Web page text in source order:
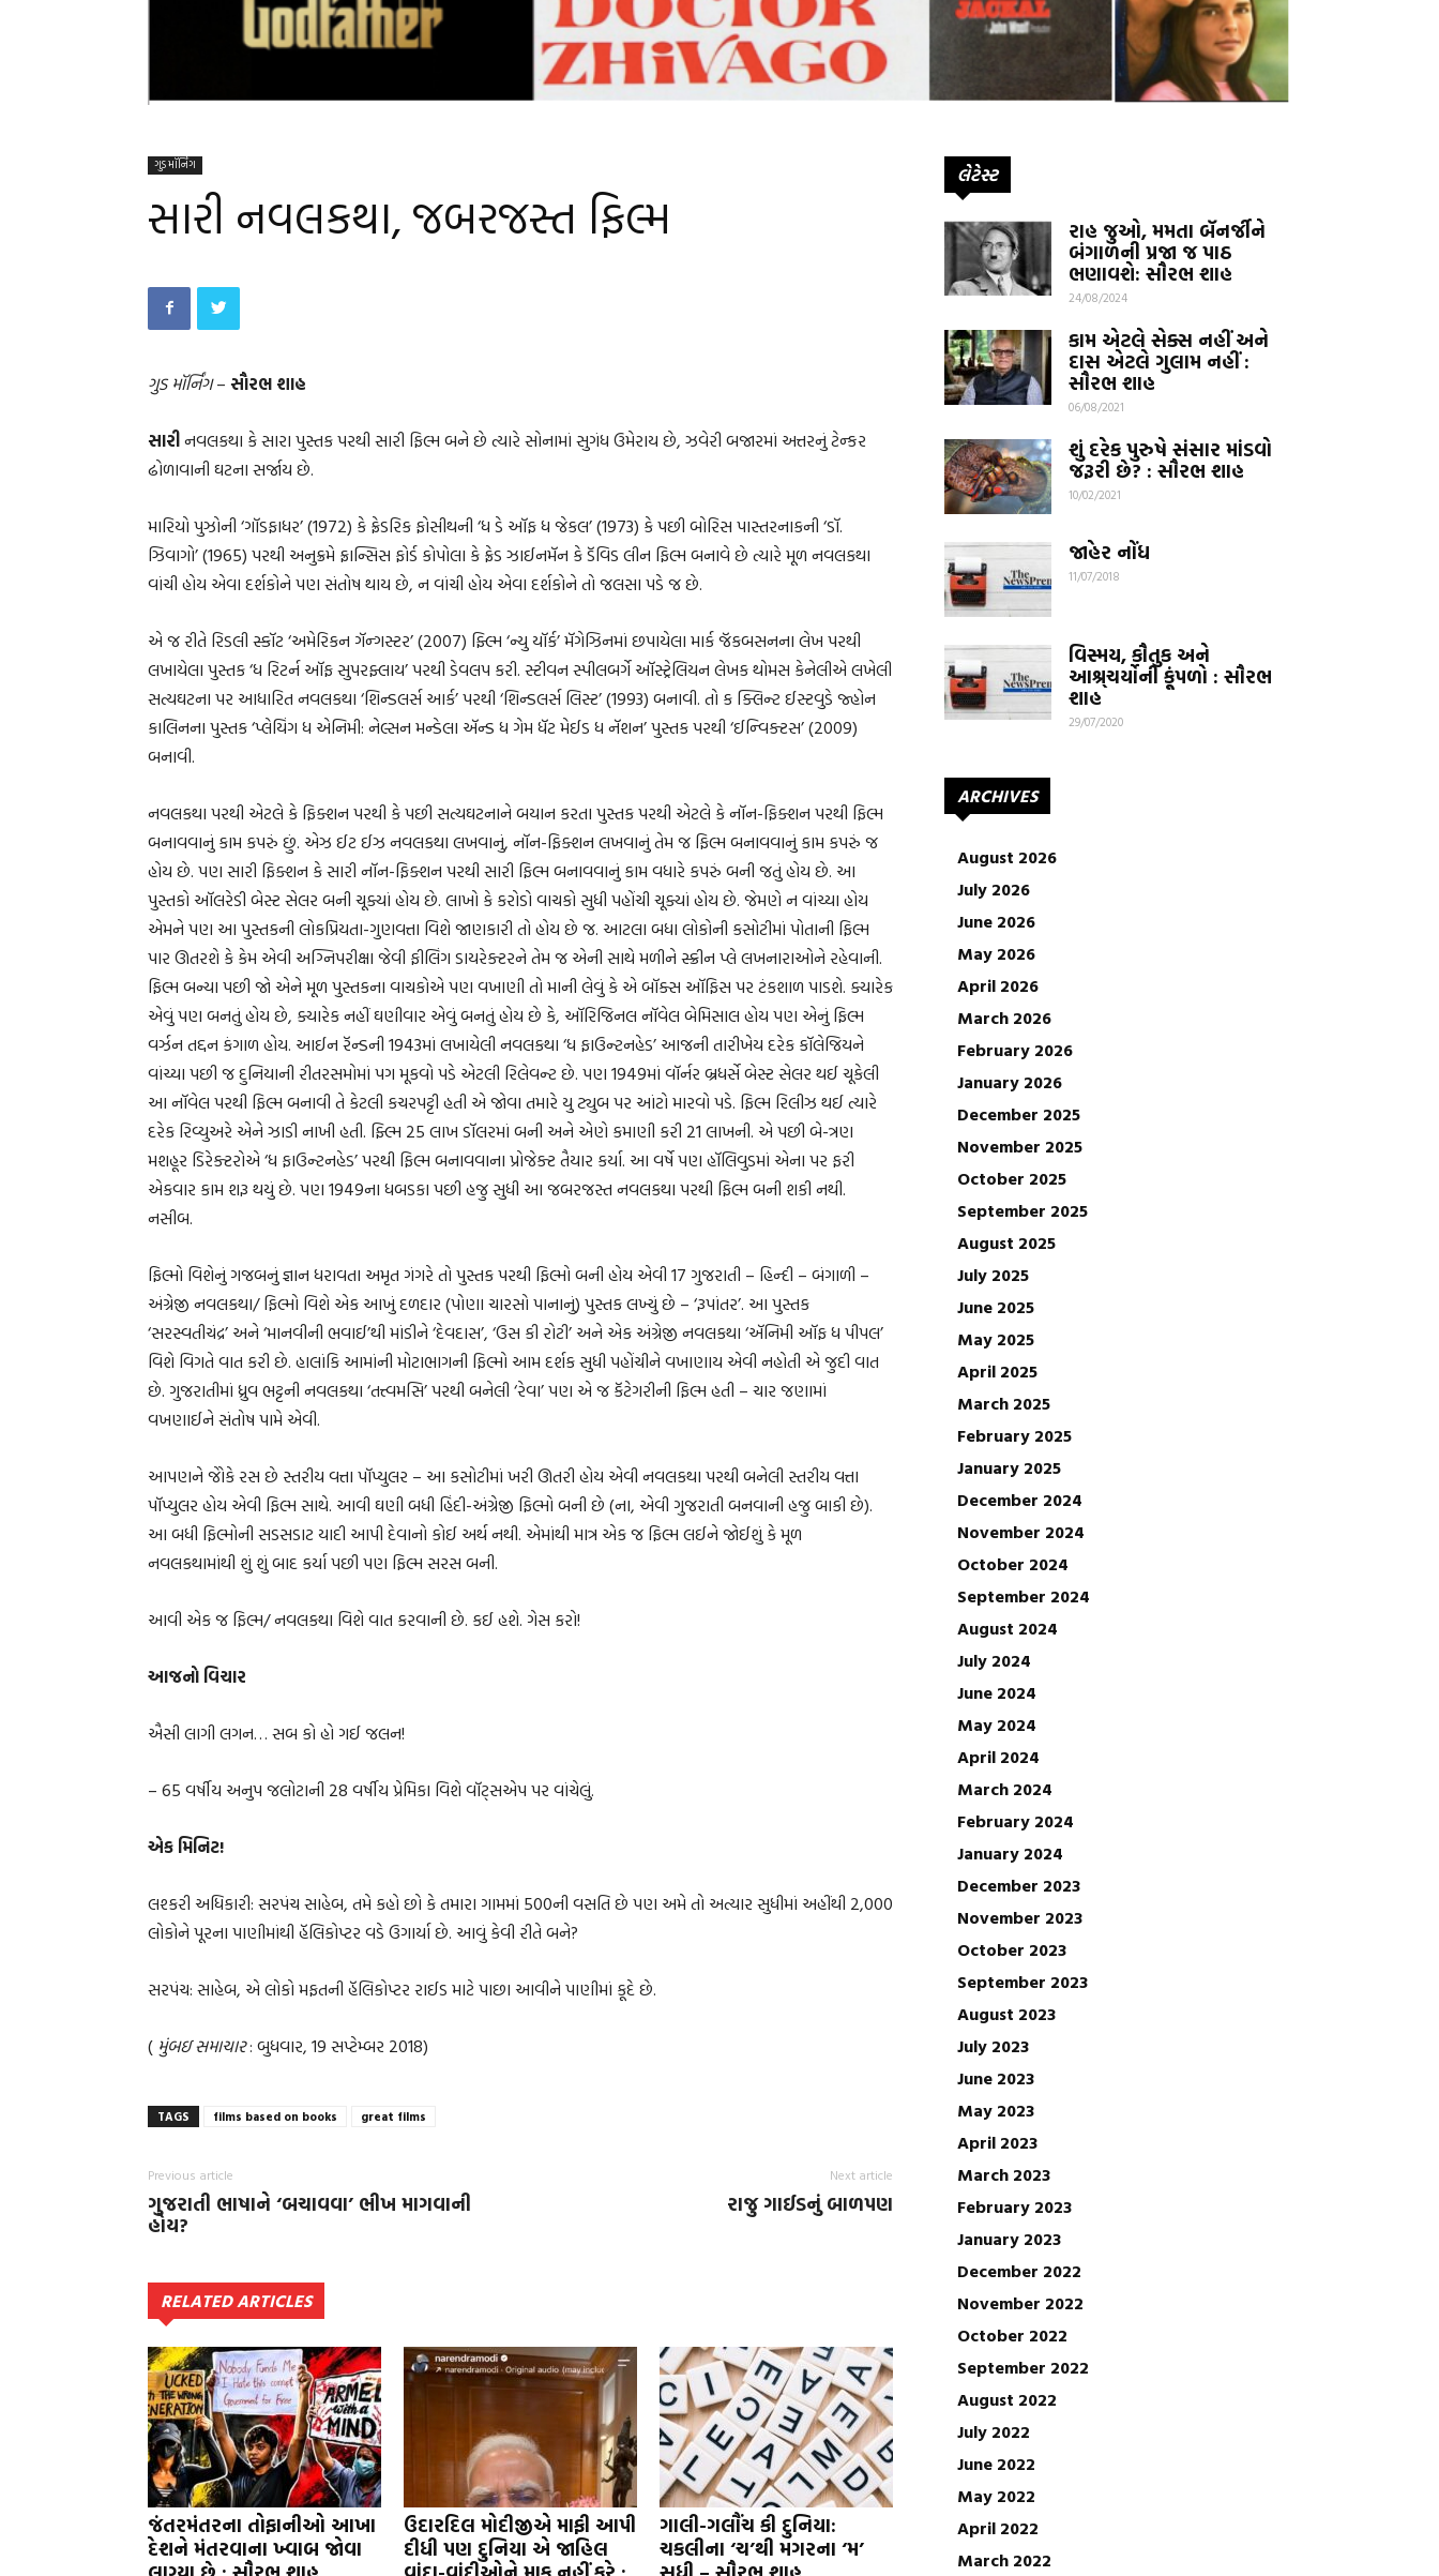
ગુડ મૉર્નિંગ
સારી નવલકથા, જબરજસ્ત ફિલ્મ
ગુડ મૉર્નિંગ– સૌરભ શાહ
સારીનવલકથા કે સારા પુસ્તક પરથી સારી ફિલ્મ બને છે ત્યારે સોનામાં સુગંધ ઉમેરાય છે, ઝવેરી બજારમાં અત્તરનું ટેન્કર
ઢોળાવાની ઘટના સર્જાય છે.
મારિયો પુઝોની ‘ગૉડફાધર’ (1972) કે ફ્રેડરિક ફોસીથની ‘ધ ડે ઑફ ધ જેકલ’ (1973) કે પછી બોરિસ પાસ્તરનાકની ‘ડૉ.
ઝિવાગો’ (1965) પરથી અનુક્રમે ફ્રાન્સિસ ફોર્ડ કોપોલા કે ફ્રેડ ઝાઈનમૅન કે ડૅવિડ લીન ફિલ્મ બનાવે છે ત્યારે મૂળ નવલકથા
વાંચી હોય એવા દર્શકોને પણ સંતોષ થાય છે, ન વાંચી હોય એવા દર્શકોને તો જલસા પડે જ છે.
એ જ રીતે રિડલી સ્કૉટ ‘અમેરિકન ગૅન્ગસ્ટર’ (2007) ફ્લ્મિ ‘ન્યુ યૉર્ક’ મૅગેઝિનમાં છપાયેલા માર્ક જૅકબસનના લેખ પરથી
લખાયેલા પુસ્તક ‘ધ રિટર્ન ઑફ સુપરફ્લાય’ પરથી ડેવલપ કરી. સ્ટીવન સ્પીલબર્ગે ઑસ્ટ્રેલિયન લેખક થોમસ કેનેલીએ લખેલી
સત્યઘટના પર આધારિત નવલકથા ‘શિન્ડલર્સ આર્ક’ પરથી ‘શિન્ડલર્સ લિસ્ટ’ (1993) બનાવી. તો ક ક્લિન્ટ ઈસ્ટવુડે જ્હોન
કાલિનના પુસ્તક ‘પ્લેયિંગ ધ એનિમી: નેલ્સન મન્ડેલા ઍન્ડ ધ ગેમ ધૅટ મેઈડ ધ નૅશન’ પુસ્તક પરથી ‘ઈન્વિક્ટસ’ (2009)
બનાવી.
નવલકથા પરથી એટલે કે ફિક્શન પરથી કે પછી સત્યઘટનાને બયાન કરતા પુસ્તક પરથી એટલે કે નૉન-ફિક્શન પરથી ફિલ્મ
બનાવવાનું કામ કપરું છું. એઝ ઈટ ઈઝ નવલકથા લખવાનું, નૉન-ફિક્શન લખવાનું તેમ જ ફિલ્મ બનાવવાનું કામ કપરું જ
હોય છે. પણ સારી ફિક્શન કે સારી નૉન-ફિક્શન પરથી સારી ફિલ્મ બનાવવાનું કામ વધારે કપરું બની જતું હોય છે. આ
પુસ્તકો ઑલરેડી બેસ્ટ સેલર બની ચૂક્યાં હોય છે. લાખો કે કરોડો વાચકો સુધી પહોંચી ચૂક્યાં હોય છે. જેમણે ન વાંચ્યા હોય
એમને પણ આ પુસ્તકની લોકપ્રિયતા-ગુણવત્તા વિશે જાણકારી તો હોય છે જ. આટલા બધા લોકોની કસોટીમાં પોતાની ફિલ્મ
પાર ઊતરશે કે કેમ એવી અગ્નિપરીક્ષા જેવી ફીલિંગ ડાયરેક્ટરને તેમ જ એની સાથે મળીને સ્ક્રીન પ્લે લખનારાઓને રહેવાની.
ફિલ્મ બન્યા પછી જો એને મૂળ પુસ્તકના વાચકોએ પણ વખાણી તો માની લેવું કે એ બૉક્સ ઑફિસ પર ટંકશાળ પાડશે. ક્યારેક
એવું પણ બનતું હોય છે, ક્યારેક નહીં ઘણીવાર એવું બનતું હોય છે કે, ઑરિજિનલ નૉવેલ બેમિસાલ હોય પણ એનું ફિલ્મ
વર્ઝન તદ્દન કંગાળ હોય. આઈન રૅન્ડની 1943માં લખાયેલી નવલકથા ‘ધ ફાઉન્ટનહેડ’ આજની તારીખેય દરેક કૉલેજિયને
વાંચ્યા પછી જ દુનિયાની રીતરસમોમાં પગ મૂકવો પડે એટલી રિલેવન્ટ છે. પણ 1949માં વૉર્નર બ્રધર્સે બેસ્ટ સેલર થઈ ચૂકેલી
આ નૉવેલ પરથી ફિલ્મ બનાવી તે કેટલી કચરપટ્ટી હતી એ જોવા તમારે યુ ટ્યુબ પર આંટો મારવો પડે. ફિલ્મ રિલીઝ થઈ ત્યારે
દરેક રિવ્યુઅરે એને ઝાડી નાખી હતી. ફ્લ્મિ 25 લાખ ડૉલરમાં બની અને એણે કમાણી કરી 21 લાખની. એ પછી બે-ત્રણ
મશહૂર ડિરેક્ટરોએ ‘ધ ફાઉન્ટનહેડ’ પરથી ફિલ્મ બનાવવાના પ્રોજેક્ટ તૈયાર કર્યા. આ વર્ષે પણ હૉલિવુડમાં એના પર ફરી
એકવાર કામ શરૂ થયું છે. પણ 1949ના ધબડકા પછી હજુ સુધી આ જબરજસ્ત નવલકથા પરથી ફિલ્મ બની શકી નથી.
નસીબ.
ફિલ્મો વિશેનું ગજબનું જ્ઞાન ધરાવતા અમૃત ગંગરે તો પુસ્તક પરથી ફિલ્મો બની હોય એવી 17 ગુજરાતી – હિન્દી – બંગાળી –
અંગ્રેજી નવલકથા/ ફિલ્મો વિશે એક આખું દળદાર (પોણા ચારસો પાનાનું) પુસ્તક લખ્યું છે – ‘રૂપાંતર’. આ પુસ્તક
‘સરસ્વતીચંદ્ર’ અને ‘માનવીની ભવાઈ’થી માંડીને ‘દેવદાસ’, ‘ઉસ કી રોટી’ અને એક અંગ્રેજી નવલકથા ‘ઍનિમી ઑફ ધ પીપલ’
વિશે વિગતે વાત કરી છે. હાલાંકિ આમાંની મોટાભાગની ફિલ્મો આમ દર્શક સુધી પહોંચીને વખાણાય એવી નહોતી એ જુદી વાત
છે. ગુજરાતીમાં ધ્રુવ ભટ્ટની નવલકથા ‘તત્ત્વમસિ’ પરથી બનેલી ‘રેવા’ પણ એ જ કૅટેગરીની ફિલ્મ હતી – ચાર જણામાં
વખણાઈને સંતોષ પામે એવી.
આપણને જોેકે રસ છે સ્તરીય વત્તા પૉપ્યુલર – આ કસોટીમાં ખરી ઊતરી હોય એવી નવલકથા પરથી બનેલી સ્તરીય વત્તા
પૉપ્યુલર હોય એવી ફિલ્મ સાથે. આવી ઘણી બધી હિંદી-અંગ્રેજી ફિલ્મો બની છે (ના, એવી ગુજરાતી બનવાની હજુ બાકી છે).
આ બધી ફિલ્મોની સડસડાટ યાદી આપી દેવાનો કોઈ અર્થ નથી. એમાંથી માત્ર એક જ ફિલ્મ લઈને જોઈશું કે મૂળ
નવલકથામાંથી શું શું બાદ કર્યા પછી પણ ફિલ્મ સરસ બની.
આવી એક જ ફિલ્મ/ નવલકથા વિશે વાત કરવાની છે. કઈ હશે. ગેસ કરો!
આજનો વિચાર
ઐસી લાગી લગન… સબ કો હો ગઈ જલન!
– 65 વર્ષીય અનુપ જલોટાની 28 વર્ષીય પ્રેમિકા વિશે વૉટ્સએપ પર વાંચેલું.
એક મિનિટ!
લશ્કરી અધિકારી: સરપંચ સાહેબ, તમે કહો છો કે તમારા ગામમાં 500ની વસતિ છે પણ અમે તો અત્યાર સુધીમાં અહીંથી 2,000
લોકોને પૂરના પાણીમાંથી હૅલિકોપ્ટર વડે ઉગાર્યા છે. આવું કેવી રીતે બને?
સરપંચ: સાહેબ, એ લોકો મફતની હૅલિકોપ્ટર રાઈડ માટે પાછા આવીને પાણીમાં કૂદે છે.
( મુંબઇ સમાચાર: બુધવાર, 19 સપ્ટેમ્બર 2018)
TAGS films based on books great films
Previous article
ગુજરાતી ભાષાને ‘બચાવવા’ ભીખ માગવાની
હોય?
Next article
રાજુ ગાઈડનું બાળપણ
RELATED ARTICLES
જંતરમંતરના તોફાનીઓ આખા
દેશને મંતરવાના ખ્વાબ જોવા
ઉદારદિલ મોદીજીએ માફી આપી
દીધી પણ દુનિયા એ જાહિલ
ગાલી-ગલૌંચ કી દુનિયા:
ચકલીના ‘ચ’થી મગરના ‘મ’
લેટેસ્ટ
રાહ જુઓ, મમતા બૅનર્જીને
બંગાળની પ્રજા જ પાઠ
ભણાવશે: સૌરભ શાહ
24/08/2024
કામ એટલે સેક્સ નહીં અને
દાસ એટલે ગુલામ નહીં :
સૌરભ શાહ
06/08/2021
શું દરેક પુરુષે સંસાર માંડવો
જરૂરી છે? : સૌરભ શાહ
10/02/2021
જાહેર નોંધ
11/07/2018
વિસ્મય, કૌતુક અને
આશ્ર્ચર્યોની કૂંપળો : સૌરભ
શાહ
29/07/2020
ARCHIVES
August 2026
July 2026
June 2026
May 2026
April 2026
March 2026
February 2026
January 2026
December 2025
November 2025
October 2025
September 2025
August 2025
July 2025
June 2025
May 2025
April 2025
March 2025
February 2025
January 2025
December 2024
November 2024
October 2024
September 2024
August 2024
July 2024
June 2024
May 2024
April 2024
March 2024
February 2024
January 2024
December 2023
November 2023
October 2023
September 2023
August 2023
July 2023
June 2023
May 2023
April 2023
March 2023
February 2023
January 2023
December 2022
November 2022
October 2022
September 2022
August 2022
July 2022
June 2022
May 2022
April 2022
March 2022